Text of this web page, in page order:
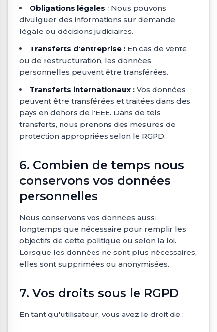
Obligations légales : Nous pouvons
divulguer des informations sur demande
légale ou décisions judiciaires.
Transferts d'entreprise : En cas de vente
ou de restructuration, les données
personnelles peuvent être transférées.
Transferts internationaux : Vos données
peuvent être transférées et traitées dans des
pays en dehors de l'EEE. Dans de tels
transferts, nous prenons des mesures de
protection appropriées selon le RGPD.
6. Combien de temps nous
conservons vos données
personnelles
Nous conservons vos données aussi
longtemps que nécessaire pour remplir les
objectifs de cette politique ou selon la loi.
Lorsque les données ne sont plus nécessaires,
elles sont supprimées ou anonymisées.
7. Vos droits sous le RGPD
En tant qu'utilisateur, vous avez le droit de :